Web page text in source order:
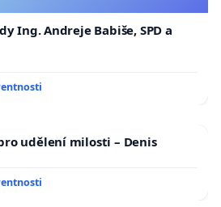
Ing. Andreje Babiše, SPD a
udělení milosti – Denis